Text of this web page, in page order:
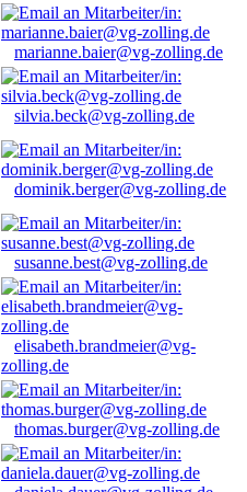
marianne.baier@vg-zolling.de
silvia.beck@vg-zolling.de
dominik.berger@vg-zolling.de
susanne.best@vg-zolling.de
elisabeth.brandmeier@vg-
zolling.de
thomas.burger@vg-zolling.de